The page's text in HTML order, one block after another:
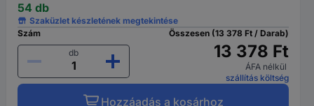
54 db
Szaküzlet készletének megtekintése
Szám
db
Összesen (13 378 Ft / Darab)
13 378 Ft
ÁFA nélkül
szállítás költség
Hozzáadás a kosárhoz